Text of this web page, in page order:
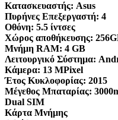
Κατασκευαστής: Asus
Πυρήνες Επεξεργαστή: 4
Οθόνη: 5.5 ίντσες
Χώρος αποθήκευσης:
Μνήμη RAM: 4 GB
Λειτουργικό Σύστημα:
Κάμερα: 13 MPixel
Έτος Κυκλοφορίας: 2015
Μέγεθος Μπαταρίας:
Dual SIM
Κάρτα Μνήμης